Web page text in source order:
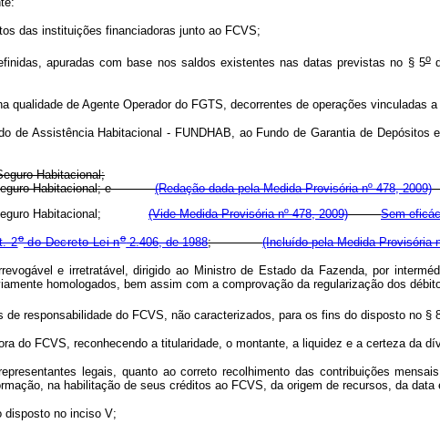
das instituições financiadoras junto ao FCVS;
apuradas com base nos saldos existentes nas datas previstas no § 5o
qualidade de Agente Operador do FGTS, decorrentes de operações vinculadas
de Assistência Habitacional - FUNDHAB, ao Fundo de Garantia de
Habitacional;
Seguro Habitacional; e(Redação dada pela Medida Provisória nº 478, 2009)
Seguro Habitacional; (Vide Medida Provisória nº 478, 2009) Sem
2odo Decreto-Lei no2.406, de 1988;(Incluído pela Medida Provisória
e irretratável, dirigido ao Ministro de Estado da Fazenda, por
homologados, bem assim com a comprovação da regularização dos
responsabilidade do FCVS, não caracterizados, para os fins do disposto no §
do FCVS, reconhecendo a titularidade, o montante, a liquidez e a certeza da
legais, quanto ao correto recolhimento das contribuições
na habilitação de seus créditos ao FCVS, da origem de recursos, da
disposto no inciso V;